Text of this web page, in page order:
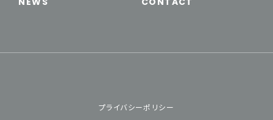
プライバシーポリシー